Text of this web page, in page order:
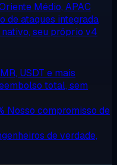
Médio, APAC
de ataques integrada
seu próprio v4
USDT e mais
total, sem
Nosso compromisso de
de verdade,